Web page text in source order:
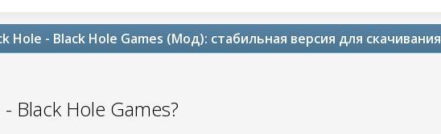
Hole - Black Hole Games (Мод): стабильная версия для скачивания
Black Hole Games?